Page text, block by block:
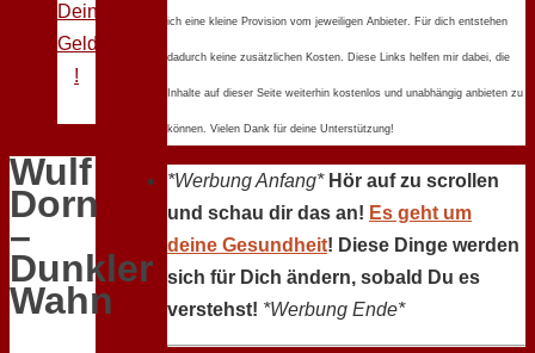
Deine
Geldprobleme
!
Wulf
Dorn
–
Dunkler
Wahn
ich eine kleine Provision vom jeweiligen Anbieter. Für dich entstehen
dadurch keine zusätzlichen Kosten. Diese Links helfen mir dabei, die
Inhalte auf dieser Seite weiterhin kostenlos und unabhängig anbieten zu
können. Vielen Dank für deine Unterstützung!
*Werbung Anfang* Hör auf zu scrollen
und schau dir das an! Es geht um
deine Gesundheit! Diese Dinge werden
sich für Dich ändern, sobald Du es
verstehst! *Werbung Ende*